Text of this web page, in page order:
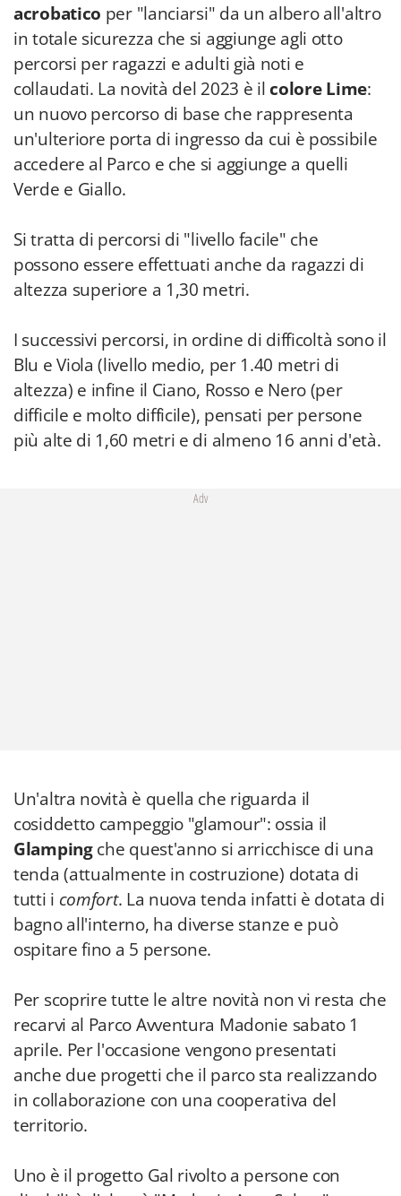
acrobatico per "lanciarsi" da un albero all'altro
in totale sicurezza che si aggiunge agli otto
percorsi per ragazzi e adulti già noti e
collaudati. La novità del 2023 è il colore Lime:
un nuovo percorso di base che rappresenta
un'ulteriore porta di ingresso da cui è possibile
accedere al Parco e che si aggiunge a quelli
Verde e Giallo.
Si tratta di percorsi di "livello facile" che
possono essere effettuati anche da ragazzi di
altezza superiore a 1,30 metri.
I successivi percorsi, in ordine di difficoltà sono il
Blu e Viola (livello medio, per 1.40 metri di
altezza) e infine il Ciano, Rosso e Nero (per
difficile e molto difficile), pensati per persone
più alte di 1,60 metri e di almeno 16 anni d'età.
Adv
Un'altra novità è quella che riguarda il
cosiddetto campeggio "glamour": ossia il
Glampingche quest'anno si arricchisce di una
tenda (attualmente in costruzione) dotata di
tutti i comfort. La nuova tenda infatti è dotata di
bagno all'interno, ha diverse stanze e può
ospitare fino a 5 persone.
Per scoprire tutte le altre novità non vi resta che
recarvi al Parco Avventura Madonie sabato 1
aprile. Per l'occasione vengono presentati
anche due progetti che il parco sta realizzando
in collaborazione con una cooperativa del
territorio.
Uno è il progetto Gal rivolto a persone con